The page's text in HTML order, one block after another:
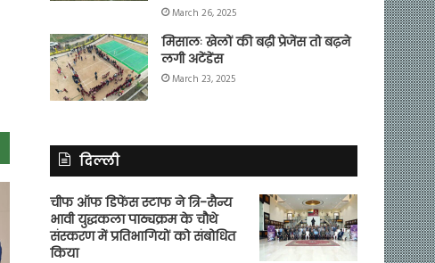
March 26, 2025
मिसालः खेलों की बढ़ी प्रेजेंस तो बढ़ने
लगी अटेंडेंस
March 23, 2025
दिल्ली
चीफ ऑफ डिफेंस स्टाफ ने त्रि-सैन्य
भावी युद्धकला पाठ्यक्रम के चौथे
संस्करण में प्रतिभागियों को संबोधित
किया